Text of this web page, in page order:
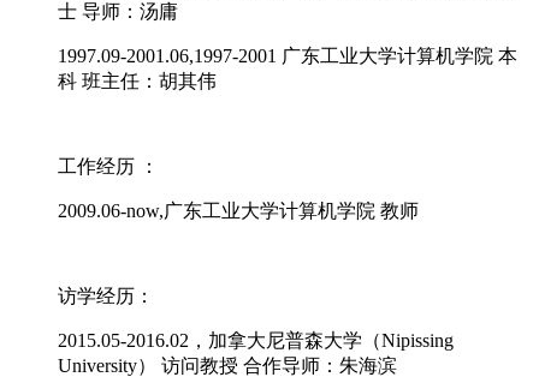
士 导师：汤庸
1997.09-2001.06,1997-2001 广东工业大学计算机学院 本
科 班主任：胡其伟
工作经历 ：
2009.06-now,广东工业大学计算机学院 教师
访学经历：
2015.05-2016.02，加拿大尼普森大学（Nipissing
University） 访问教授 合作导师：朱海滨